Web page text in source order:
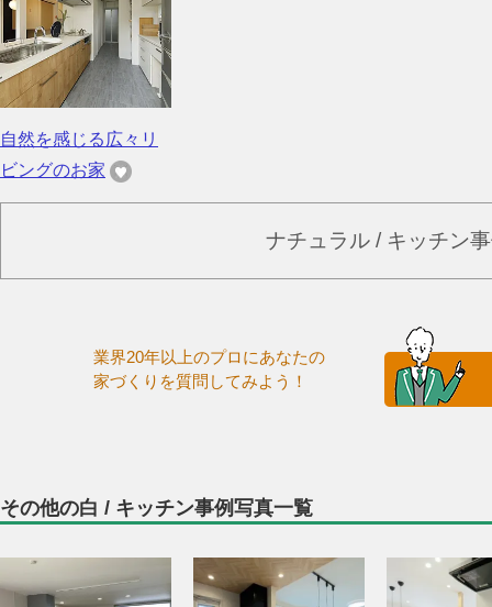
自然を感じる広々リ
ビングのお家
ナチュラル / キッチン
業界20年以上のプロにあなたの
家づくりを質問してみよう！
その他の白 / キッチン事例写真一覧